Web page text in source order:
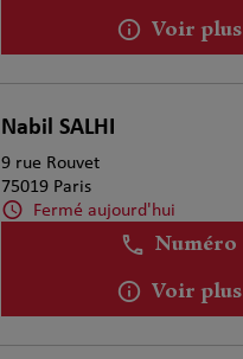
Voir plus
Nabil SALHI
9 rue Rouvet
75019 Paris
Fermé aujourd'hui
Numéro
Voir plus